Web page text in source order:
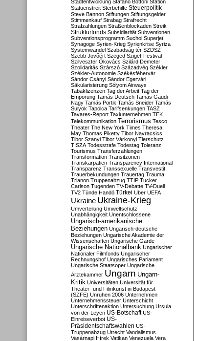
Stadtentwicklung Stafano Bottoni Station
Statuenstreit Sterbehilfe Steuerpolitik
Steve Bannon Stiftungen Stiftungsgelder
Stimmenkauf Strabag Strafrecht
Strafzahlungen Straßenblockaden Streik
Strukturfonds Subsidiarität Subventionen
Subventionsprogramm Suchoi Superjet
Synagoge Syrien-Krieg Syrienkrise Syriza
Systemwandel Szabadság tér SZDSZ
Szebb Jövőért Szeged Sziget-Festival
Szilveszter Ókovács Szilárd Demeter
Szolidaritás Szárszó Századvég Székler
Székler-Autonomie Székésféhervár
Sándor Csányi Sándor Egervári
Säkularisierung Sólyom Airways
Tabaklizenzen Tag der Arbeit Tag der
Empörung Tamás Deutsch Tamás Gaudi-
Nagy Tamás Portik Tamás Sneider Tamás
Sulyok Tapolca Tarifsenkungen TASZ
Tavares-Report Taxiunternehmen TEK
Telekommunikation Terrorismus Tesco
Theater The New York Times Theresa
May Thomas Piketty Tibor Navracsics
Tibor Szanyi Tibor Várkonyi Tierschutz
TISZA Todesstrafe Todestag Toleranz
Tourismus Transferzahlungen
Transformation Transitzonen
Transkarpatien Transparency International
Transparenz Transsexuelle Transvestit
Trauerbekundungen Trauertag Trauma
Trianon Truppenabzug TTIP Tucker
Carlson Tugenden TV-Debatte TV-Duell
TV2 Tünde Handó Türkei Uber UEFA
Ukraine Ukraine-Krieg
Umverteilung Umweltschutz
Unabhängigkeit Unentschlossene
Ungarisch-amerikanische
Beziehungen Ungarisch-deutsche
Beziehungen Ungarische Akademie der
Wissenschaften Ungarische Garde
Ungarische Nationalbank Ungarischer
Nationaler Filmfonds Ungarischer
Rechnungshof Ungarisches Parlament
Ungarische Staatsoper Ungarische
Ärztekammer Ungarn Ungarn-
Kritik Universitäten Universität für
Theater- und Filmkunst in Budapest
(SZFE) Unruhen 2006 Unternehmen
Unternehmenssteuer Unterschicht
Unterschriftenaktion Untersuchung Ursula
von der Leyen US-Botschaft US-
Einreiseverbot US-
Präsidentschaftswahlen US-
Truppenabzug Utrecht Vandalismus
Vasárnapi Hírek Vatikan Venezuela Vera